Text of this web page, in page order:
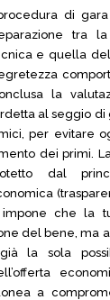
di
tra
e quella
la
al seggio di
per evitare
dei primi.
dal
impone che la
del bene, ma
la sola
a